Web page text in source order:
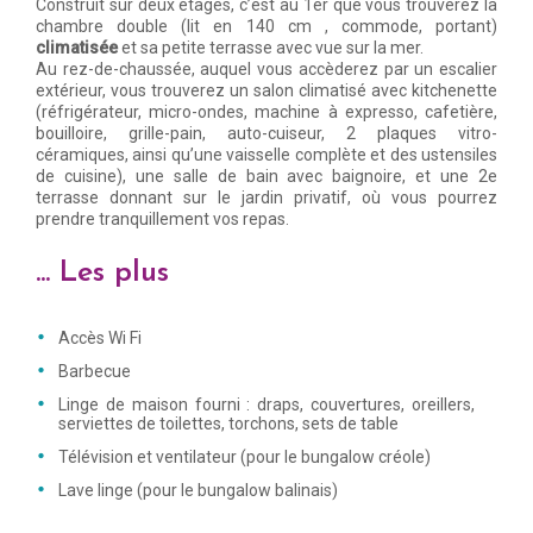
Construit sur deux étages, c’est au 1er que vous trouverez la
chambre double (lit en 140 cm , commode, portant)
climatiséeet sa petite terrasse avec vue sur la mer.
Au rez-de-chaussée, auquel vous accèderez par un escalier
extérieur, vous trouverez un salon climatisé avec kitchenette
(réfrigérateur, micro-ondes, machine à expresso, cafetière,
bouilloire, grille-pain, auto-cuiseur, 2 plaques vitro-
céramiques, ainsi qu’une vaisselle complète et des ustensiles
de cuisine), une salle de bain avec baignoire, et une 2e
terrasse donnant sur le jardin privatif, où vous pourrez
prendre tranquillement vos repas.
... Les plus
Accès Wi Fi
Barbecue
Linge de maison fourni : draps, couvertures, oreillers,
serviettes de toilettes, torchons, sets de table
Télévision et ventilateur (pour le bungalow créole)
Lave linge (pour le bungalow balinais)